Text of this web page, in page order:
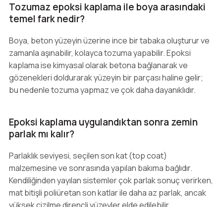
Tozumaz epoksi kaplama ile boya arasındaki
temel fark nedir?
Boya, beton yüzeyin üzerine ince bir tabaka oluşturur ve
zamanla aşınabilir, kolayca tozuma yapabilir. Epoksi
kaplama ise kimyasal olarak betona bağlanarak ve
gözenekleri doldurarak yüzeyin bir parçası haline gelir;
bu nedenle tozuma yapmaz ve çok daha dayanıklıdır.
Epoksi kaplama uygulandıktan sonra zemin
parlak mı kalır?
Parlaklık seviyesi, seçilen son kat (top coat)
malzemesine ve sonrasında yapılan bakıma bağlıdır.
Kendiliğinden yayılan sistemler çok parlak sonuç verirken,
mat bitişli poliüretan son katlar ile daha az parlak, ancak